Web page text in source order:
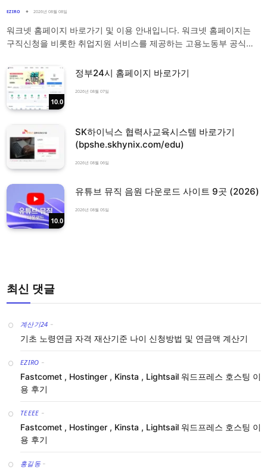
EZIRO 2026년 08월 08일
워크넷 홈페이지 바로가기 및 이용 안내입니다. 워크넷 홈페이지는
구직신청을 비롯한 취업지원 서비스를 제공하는 고용노동부 공식…
10.0
정부24시 홈페이지 바로가기
2026년 08월 07일
SK하이닉스 협력사교육시스템 바로가기
(bpshe.skhynix.com/edu)
2026년 08월 06일
10.0
유튜브 뮤직 음원 다운로드 사이트 9곳 (2026)
2026년 08월 05일
최신 댓글
계산기24 -
기초 노령연금 자격 재산기준 나이 신청방법 및 연금액 계산기
EZIRO -
Fastcomet , Hostinger , Kinsta , Lightsail 워드프레스 호스팅 이
용 후기
TEEEE -
Fastcomet , Hostinger , Kinsta , Lightsail 워드프레스 호스팅 이
용 후기
홍길동 -